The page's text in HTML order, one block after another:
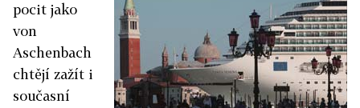
pocit jako
von
Aschenbach
chtějí zažít i
současní